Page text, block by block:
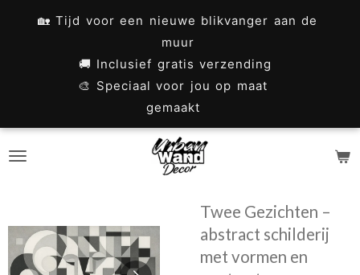
🏡 Tijd voor een nieuwe blikvanger aan de
muur
🚚 Inclusief gratis verzending
🎨 Speciaal voor jou op maat
gemaakt
Twee Gezichten –
abstract schilderij
met vormen en